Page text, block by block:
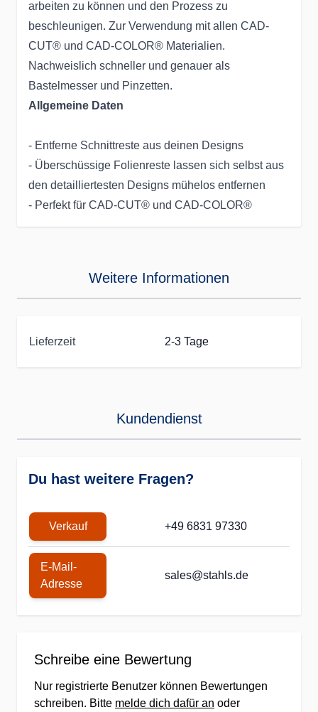
arbeiten zu können und den Prozess zu
beschleunigen. Zur Verwendung mit allen CAD-
CUT® und CAD-COLOR® Materialien.
Nachweislich schneller und genauer als
Bastelmesser und Pinzetten.
Allgemeine Daten
- Entferne Schnittreste aus deinen Designs
- Überschüssige Folienreste lassen sich selbst aus
den detailliertesten Designs mühelos entfernen
- Perfekt für CAD-CUT® und CAD-COLOR®
Weitere Informationen
Lieferzeit 2-3 Tage
Kundendienst
Du hast weitere Fragen?
Verkauf +49 6831 97330
E-Mail-
Adresse
sales@stahls.de
Schreibe eine Bewertung
Nur registrierte Benutzer können Bewertungen
schreiben. Bitte melde dich dafür an oder